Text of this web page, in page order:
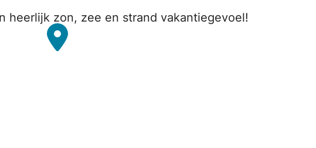
heerlijk zon, zee en strand vakantiegevoel!